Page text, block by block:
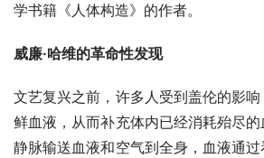
学书籍《人体构造》的作者。
威廉·哈维的革命性发现
文艺复兴之前，许多人受到盖伦的影
鲜血液，从而补充体内已经消耗殆尽的
静脉输送血液和空气到全身，血液通